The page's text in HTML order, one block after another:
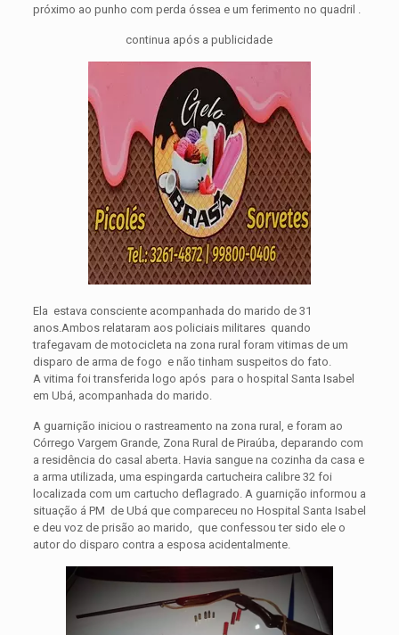
próximo ao punho com perda óssea e um ferimento no quadril .
continua após a publicidade
Ela estava consciente acompanhada do marido de 31
anos.Ambos relataram aos policiais militares quando
trafegavam de motocicleta na zona rural foram vitimas de um
disparo de arma de fogo e não tinham suspeitos do fato.
A vitima foi transferida logo após para o hospital Santa Isabel
em Ubá, acompanhada do marido.
A guarnição iniciou o rastreamento na zona rural, e foram ao
Córrego Vargem Grande, Zona Rural de Piraúba, deparando com
a residência do casal aberta. Havia sangue na cozinha da casa e
a arma utilizada, uma espingarda cartucheira calibre 32 foi
localizada com um cartucho deflagrado. A guarnição informou a
situação á PM de Ubá que compareceu no Hospital Santa Isabel
e deu voz de prisão ao marido, que confessou ter sido ele o
autor do disparo contra a esposa acidentalmente.